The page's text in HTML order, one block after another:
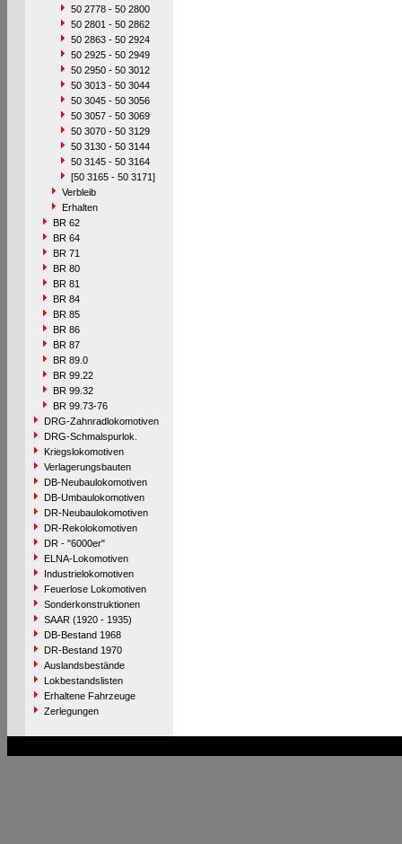
50 2778 - 50 2800
50 2801 - 50 2862
50 2863 - 50 2924
50 2925 - 50 2949
50 2950 - 50 3012
50 3013 - 50 3044
50 3045 - 50 3056
50 3057 - 50 3069
50 3070 - 50 3129
50 3130 - 50 3144
50 3145 - 50 3164
[50 3165 - 50 3171]
Verbleib
Erhalten
BR 62
BR 64
BR 71
BR 80
BR 81
BR 84
BR 85
BR 86
BR 87
BR 89.0
BR 99.22
BR 99.32
BR 99.73-76
DRG-Zahnradlokomotiven
DRG-Schmalspurlok.
Kriegslokomotiven
Verlagerungsbauten
DB-Neubaulokomotiven
DB-Umbaulokomotiven
DR-Neubaulokomotiven
DR-Rekolokomotiven
DR - "6000er"
ELNA-Lokomotiven
Industrielokomotiven
Feuerlose Lokomotiven
Sonderkonstruktionen
SAAR (1920 - 1935)
DB-Bestand 1968
DR-Bestand 1970
Auslandsbestände
Lokbestandslisten
Erhaltene Fahrzeuge
Zerlegungen